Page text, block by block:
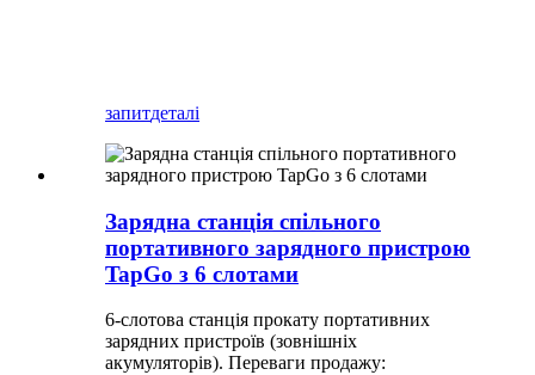
запитдеталі
Зарядна станція спільного
портативного зарядного пристрою
TapGo з 6 слотами
6-слотова станція прокату портативних
зарядних пристроїв (зовнішніх
акумуляторів). Переваги продажу: